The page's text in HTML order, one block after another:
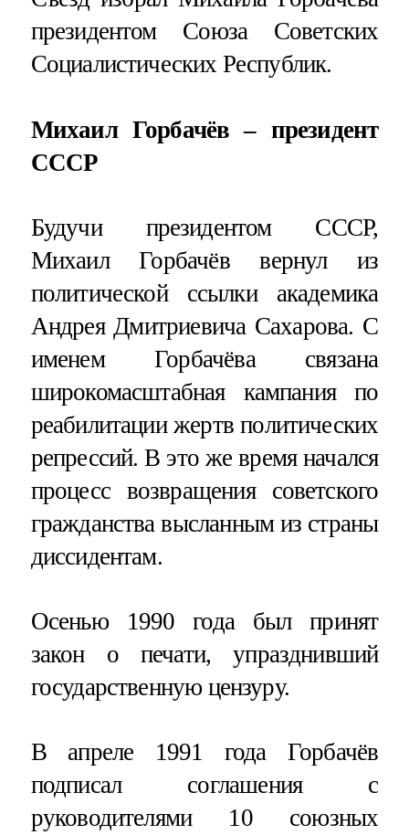
президентом Союза Советских
Социалистических Республик.
Михаил Горбачёв – президент
СССР
Будучи президентом СССР,
Михаил Горбачёв вернул из
политической ссылки академика
Андрея Дмитриевича Сахарова. С
именем Горбачёва связана
широкомасштабная кампания по
реабилитации жертв политических
репрессий. В это же время начался
процесс возвращения советского
гражданства высланным из страны
диссидентам.
Осенью 1990 года был принят
закон о печати, упразднивший
государственную цензуру.
В апреле 1991 года Горбачёв
подписал соглашения с
руководителями 10 союзных